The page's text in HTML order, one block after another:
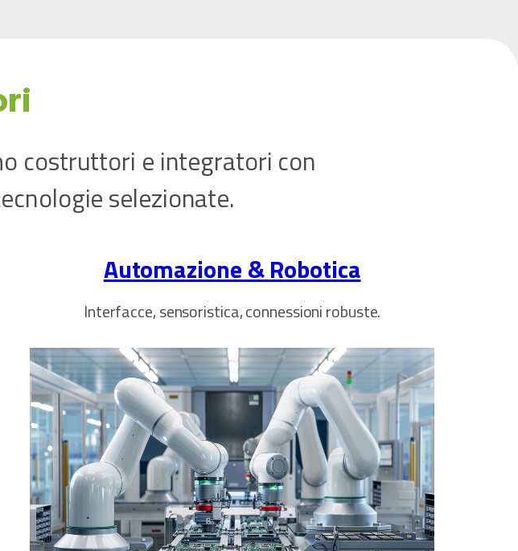
costruttori e integratori con
selezionate.
Automazione & Robotica
Interfacce, sensoristica, connessioni robuste.